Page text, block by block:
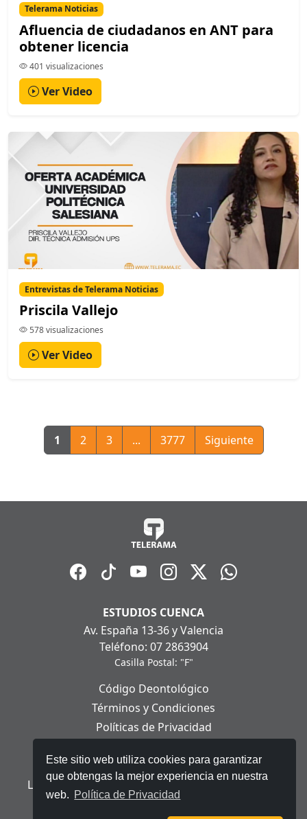
Este sitio web utiliza cookies para garantizar
que obtengas la mejor experiencia en nuestra
web. Política de Privacidad
Telerama Noticias
Afluencia de ciudadanos en ANT para
obtener licencia
401 visualizaciones
Ver Video
Entrevistas de Telerama Noticias
Priscila Vallejo
578 visualizaciones
Ver Video
1 2 3 ... 3777 Siguiente
ESTUDIOS CUENCA
Av. España 13-36 y Valencia
Teléfono: 07 2863904
Casilla Postal: "F"
Código Deontológico
Términos y Condiciones
Políticas de Privacidad
Aviso Legal
Ley Orgánica de Protección de Datos Personales